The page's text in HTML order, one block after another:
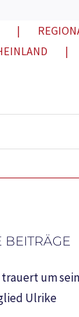
BEITRÄGE
trauert um sein
Ulrike